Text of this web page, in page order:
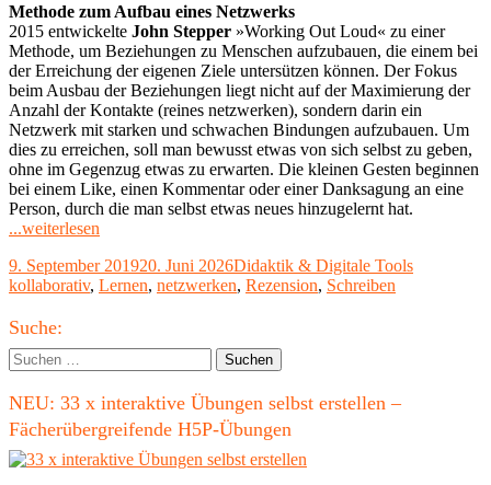
Methode zum Aufbau eines Netzwerks
2015 entwickelte John Stepper »Working Out Loud« zu einer
Methode, um Beziehungen zu Menschen aufzubauen, die einem bei
der Erreichung der eigenen Ziele untersützen können. Der Fokus
beim Ausbau der Beziehungen liegt nicht auf der Maximierung der
Anzahl der Kontakte (reines netzwerken), sondern darin ein
Netzwerk mit starken und schwachen Bindungen aufzubauen. Um
dies zu erreichen, soll man bewusst etwas von sich selbst zu geben,
ohne im Gegenzug etwas zu erwarten. Die kleinen Gesten beginnen
bei einem Like, einen Kommentar oder einer Danksagung an eine
Person, durch die man selbst etwas neues hinzugelernt hat.
...weiterlesen
Out
Loud
Out
Veröffentlicht
am
9. September 201920. Juni 2026Kategorien
Didaktik & Digitale Tools
kollaborativ, Lernen, netzwerken, Rezension, Schreiben
Haupt-
Seitenleiste
Suche:
Suchen
nach:
NEU: 33 x interaktive Übungen selbst erstellen –
Fächerübergreifende H5P-Übungen